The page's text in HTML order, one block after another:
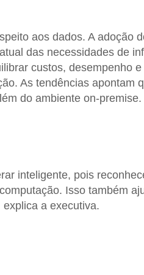
aos dados. A adoção
das necessidades de
custos, desempenho
As tendências apontam
do ambiente on-premise.
inteligente, pois
Isso também
a executiva.